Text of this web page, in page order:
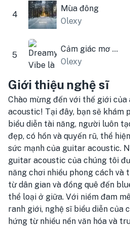
4
Mùa đông
Olexy
5
Cảm giác mơ mộng
Olexy
Giới thiệu nghệ sĩ
Chào mừng đến với thế giới
acoustic! Tại đây, bạn sẽ khám
biểu diễn tài năng, người luôn
đẹp, có hồn và quyến rũ, thể
sức mạnh của guitar acoustic.
guitar acoustic của chúng tôi
năng chơi nhiều phong cách và
từ dân gian và đồng quê đến
thể loại ở giữa. Với niềm đam
ranh giới, nghệ sĩ biểu diễn của
hứng từ nhiều nền văn hóa và